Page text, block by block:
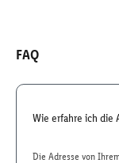
FAQ
Wie erfahre ich die
Die Adresse von